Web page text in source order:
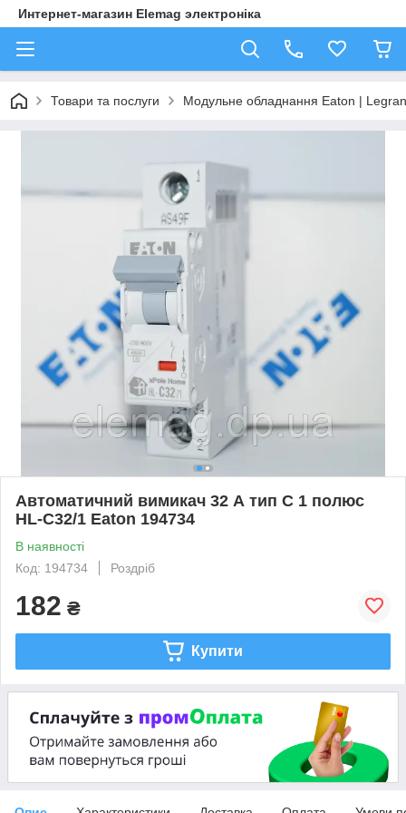
Интернет-магазин Elemag электроніка
Товари та послуги Модульне обладнання Eaton |
Автоматичний вимикач 32 А тип C 1 полюс
HL-C32/1 Eaton 194734
В наявності
Код: 194734
Роздріб
182 ₴
Купити